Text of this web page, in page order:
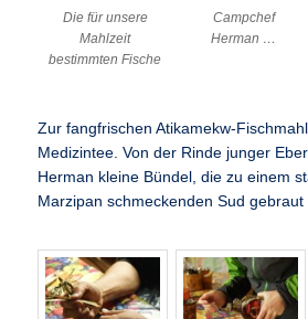
Die für unsere
Mahlzeit
bestimmten Fische
Campchef
Herman …
Zur fangfrischen Atikamekw-
Medizintee. Von der Rinde junger
Herman kleine Bündel, die zu einem
Marzipan schmeckenden Sud gebraut